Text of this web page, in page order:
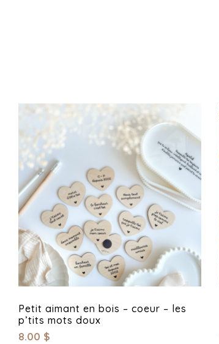
Petit aimant en bois – coeur – les
p’tits mots doux
8.00 $